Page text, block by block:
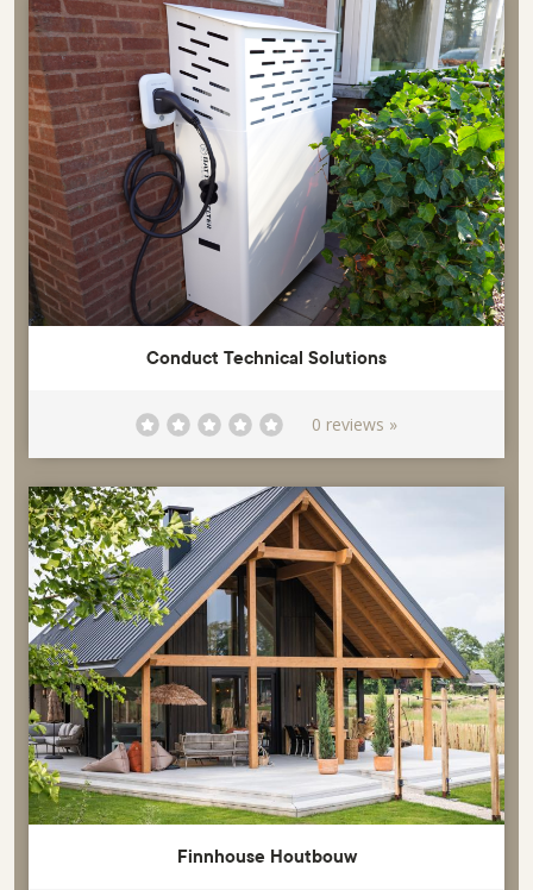
Conduct Technical Solutions
0 reviews »
Finnhouse Houtbouw